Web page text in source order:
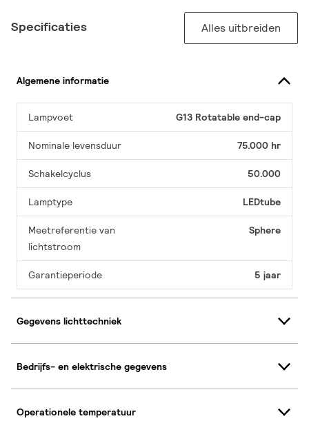
Specificaties Alles uitbreiden
Algemene informatie
Lampvoet G13 Rotatable end-cap
Nominale levensduur 75.000 hr
Schakelcyclus 50.000
Lamptype LEDtube
Meetreferentie van
lichtstroom
Sphere
Garantieperiode 5 jaar
Gegevens lichttechniek
Bedrijfs- en elektrische gegevens
Operationele temperatuur